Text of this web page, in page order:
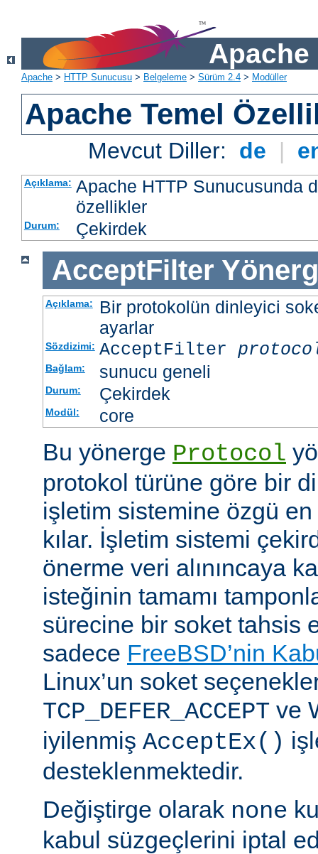
Apache
Apache > HTTP Sunucusu > Belgeleme > Sürüm 2.4 > Modüller
Apache Temel
Mevcut Diller: de |
Açıklama: Apache HTTP Sunucusunda
özellikler
Durum: Çekirdek
AcceptFilter
Açıklama:
Bir protokolün dinleyici
ayarlar
Sözdizimi: AcceptFilter
Bağlam: sunucu geneli
Durum: Çekirdek
Modül: core
Bu yönerge Protocol
protokol türüne göre bir
işletim sistemine özgü
kılar. İşletim sistemi
önerme veri alınıncaya
isteğinin tamamı
sürecine bir soket tahsis
sadece FreeBSD’nin
Linux’un soket
TCP_DEFER_ACCEPT ve
iyilenmiş AcceptEx()
desteklenmektedir.
Değiştirge olarak none
kabul süzgeçlerini iptal